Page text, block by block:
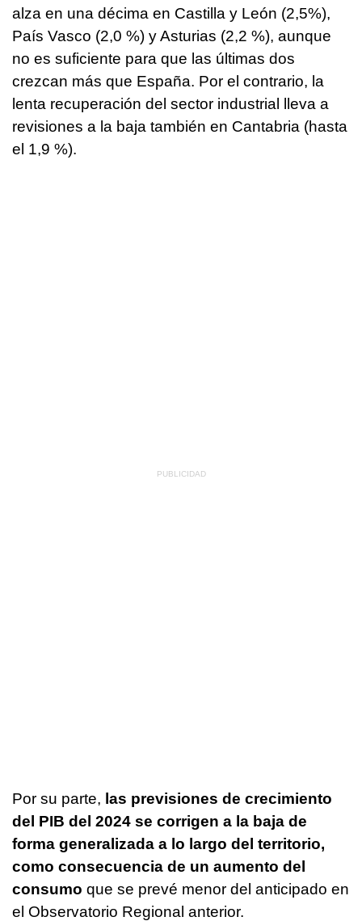
alza en una décima en Castilla y León (2,5%),
País Vasco (2,0 %) y Asturias (2,2 %), aunque
no es suficiente para que las últimas dos
crezcan más que España. Por el contrario, la
lenta recuperación del sector industrial lleva a
revisiones a la baja también en Cantabria (hasta
el 1,9 %).
Por su parte, las previsiones de crecimiento
del PIB del 2024 se corrigen a la baja de
forma generalizada a lo largo del territorio,
como consecuencia de un aumento del
consumo que se prevé menor del anticipado en
el Observatorio Regional anterior.